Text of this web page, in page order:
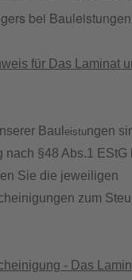
bei
für Das Laminat
Baul eistungen
nach §48 Abs.1 EStG
Sie die jeweiligen
zum
- Das